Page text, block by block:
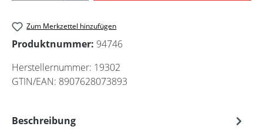
Zum Merkzettel hinzufügen
Produktnummer: 94746
Herstellernummer: 19302
GTIN/EAN: 8907628073893
Beschreibung